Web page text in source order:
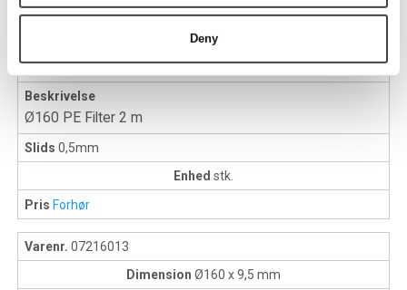
Deny
DimensionØ160 x 9,5 mm
Beskrivelse
Ø160 PE Filter 2 m
Slids 0,5mm
Enhed stk.
Pris Forhør
Varenr. 07216013
Dimension Ø160 x 9,5 mm